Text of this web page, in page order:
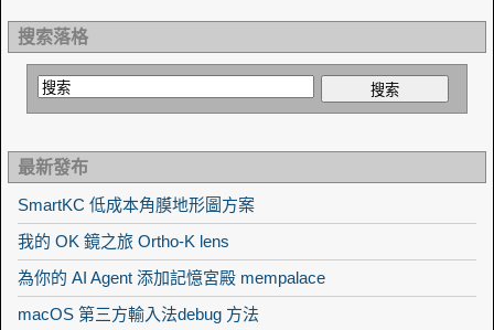
搜索落格
最新發布
SmartKC 低成本角膜地形圖方案
我的 OK 鏡之旅 Ortho-K lens
為你的 AI Agent 添加記憶宮殿 mempalace
macOS 第三方輸入法debug 方法